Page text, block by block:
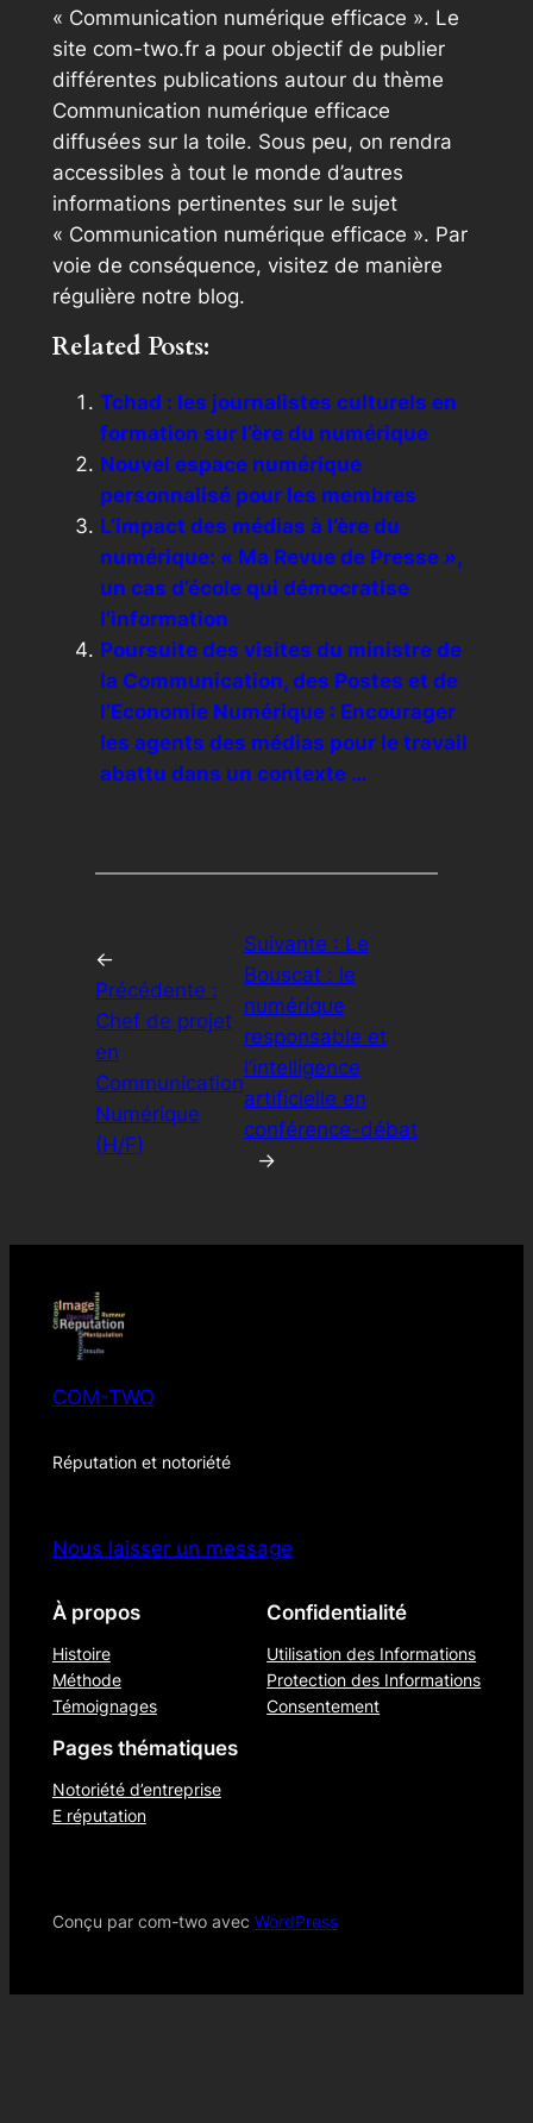
« Communication numérique efficace ». Le
site com-two.fr a pour objectif de publier
différentes publications autour du thème
Communication numérique efficace
diffusées sur la toile. Sous peu, on rendra
accessibles à tout le monde d’autres
informations pertinentes sur le sujet
« Communication numérique efficace ». Par
voie de conséquence, visitez de manière
régulière notre blog.
Related Posts:
Tchad : les journalistes culturels en
formation sur l’ère du numérique
Nouvel espace numérique
personnalisé pour les membres
L’impact des médias à l’ère du
numérique: « Ma Revue de Presse »,
un cas d’école qui démocratise
l’information
Poursuite des visites du ministre de
la Communication, des Postes et de
l’Economie Numérique : Encourager
les agents des médias pour le travail
abattu dans un contexte …
←
Précédente :
Chef de projet
en
Communication
Numérique
(H/F)
Suivante : Le
Bouscat : le
numérique
responsable et
l’intelligence
artificielle en
conférence-débat
→
COM-TWO
Réputation et notoriété
Nous laisser un message
À propos
Histoire
Méthode
Témoignages
Confidentialité
Utilisation des Informations
Protection des Informations
Consentement
Pages thématiques
Notoriété d’entreprise
E réputation
Conçu par com-two avec WordPress